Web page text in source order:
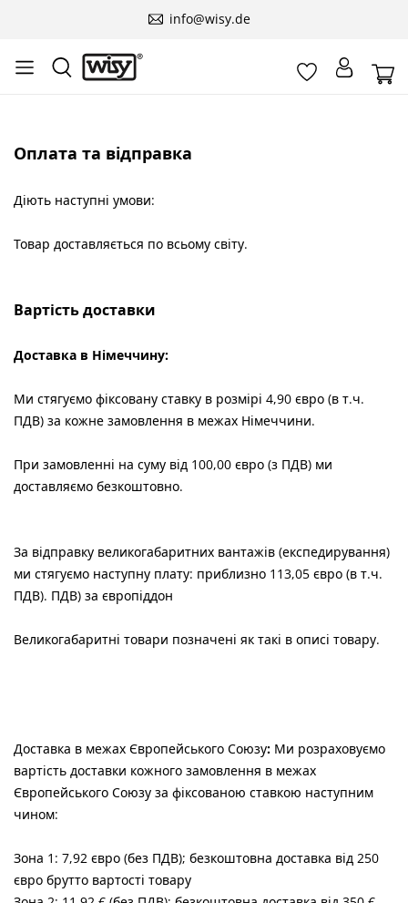
info@wisy.de
Оплата та відправка
Діють наступні умови:
Товар доставляється по всьому світу.
Вартість доставки
Доставка в Німеччину:
Ми стягуємо фіксовану ставку в розмірі 4,90 євро (в т.ч.
ПДВ) за кожне замовлення в межах Німеччини.
При замовленні на суму від 100,00 євро (з ПДВ) ми
доставляємо безкоштовно.
За відправку великогабаритних вантажів (експедирування)
ми стягуємо наступну плату: приблизно 113,05 євро (в т.ч.
ПДВ). ПДВ) за європіддон
Великогабаритні товари позначені як такі в описі товару.
Доставка в межах Європейського Союзу: Ми розраховуємо
вартість доставки кожного замовлення в межах
Європейського Союзу за фіксованою ставкою наступним
чином:
Зона 1: 7,92 євро (без ПДВ); безкоштовна доставка від 250
євро брутто вартості товару